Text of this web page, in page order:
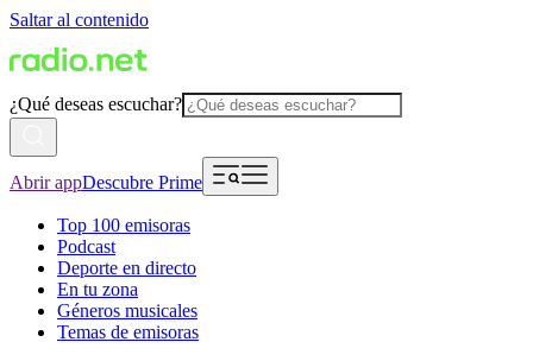
Saltar al contenido
¿Qué deseas escuchar?
Abrir appDescubre Prime
Top 100 emisoras
Podcast
Deporte en directo
En tu zona
Géneros musicales
Temas de emisoras